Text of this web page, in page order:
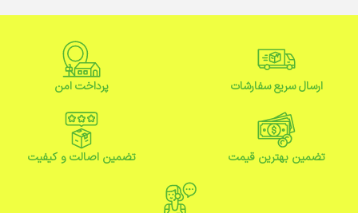
ارسال سریع سفارشات پرداخت امن
تضمین بهترین قیمت تضمین اصالت و کیفیت